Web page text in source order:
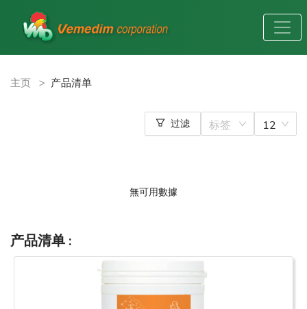
主页 > 产品清单
过滤 标签 12
無可用數據
产品清单 :